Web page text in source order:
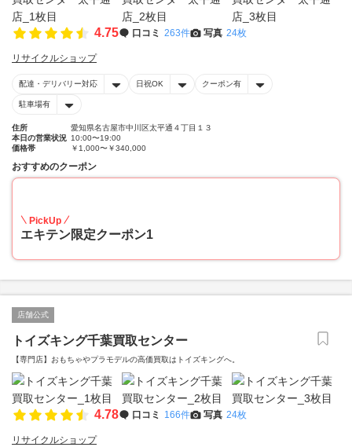
4.75 口コミ 263件 写真 24枚
リサイクルショップ
配達・デリバリー対応 日祝OK クーポン有
駐車場有
住所
愛知県名古屋市中川区太平通４丁目１３
本日の営業状況 10:00〜19:00
価格帯
￥1,000〜￥340,000
おすすめのクーポン
PickUp
エキテン限定クーポン1
店舗公式
トイズキング千葉買取センター
【専門店】おもちゃやプラモデルの高価買取はトイズキングへ。‎
4.78 口コミ 166件 写真 24枚
リサイクルショップ